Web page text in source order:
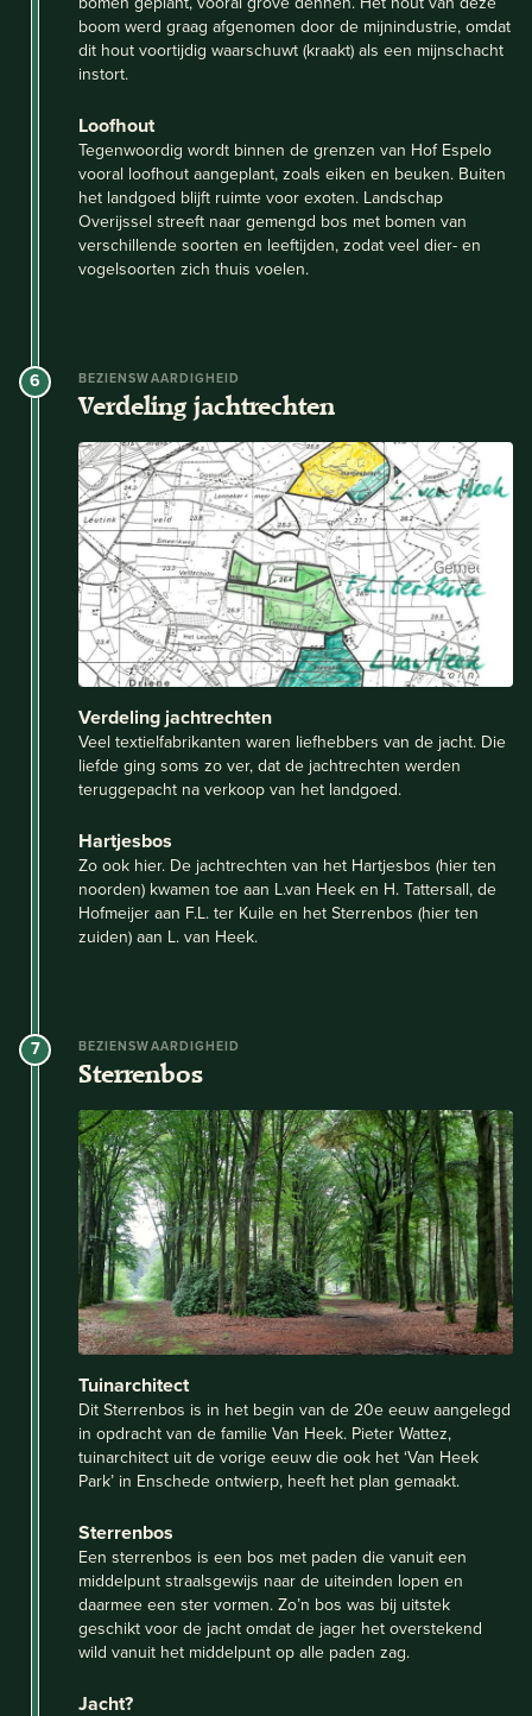
boom werd graag afgenomen door de mijnindustrie, omdat
dit hout voortijdig waarschuwt (kraakt) als een mijnschacht
instort.
Loofhout
Tegenwoordig wordt binnen de grenzen van Hof Espelo
vooral loofhout aangeplant, zoals eiken en beuken. Buiten
het landgoed blijft ruimte voor exoten. Landschap
Overijssel streeft naar gemengd bos met bomen van
verschillende soorten en leeftijden, zodat veel dier- en
vogelsoorten zich thuis voelen.
6 BEZIENSWAARDIGHEID
Verdeling jachtrechten
Verdeling jachtrechten
Veel textielfabrikanten waren liefhebbers van de jacht. Die
liefde ging soms zo ver, dat de jachtrechten werden
teruggepacht na verkoop van het landgoed.
Hartjesbos
Zo ook hier. De jachtrechten van het Hartjesbos (hier ten
noorden) kwamen toe aan L.van Heek en H. Tattersall, de
Hofmeijer aan F.L. ter Kuile en het Sterrenbos (hier ten
zuiden) aan L. van Heek.
7 BEZIENSWAARDIGHEID
Sterrenbos
Tuinarchitect
Dit Sterrenbos is in het begin van de 20e eeuw aangelegd
in opdracht van de familie Van Heek. Pieter Wattez,
tuinarchitect uit de vorige eeuw die ook het ‘Van Heek
Park’ in Enschede ontwierp, heeft het plan gemaakt.
Sterrenbos
Een sterrenbos is een bos met paden die vanuit een
middelpunt straalsgewijs naar de uiteinden lopen en
daarmee een ster vormen. Zo’n bos was bij uitstek
geschikt voor de jacht omdat de jager het overstekend
wild vanuit het middelpunt op alle paden zag.
Jacht?